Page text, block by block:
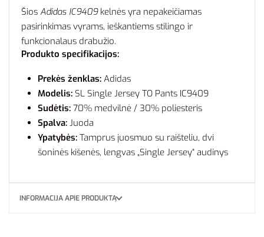
Šios Adidas IC9409kelnės yra nepakeičiamas
pasirinkimas vyrams, ieškantiems stilingo ir
funkcionalaus drabužio.
Produkto specifikacijos:
Prekės ženklas: Adidas
Modelis: SL Single Jersey TO Pants IC9409
Sudėtis: 70% medvilnė / 30% poliesteris
Spalva: Juoda
Ypatybės: Tamprus juosmuo su raišteliu, dvi
šoninės kišenės, lengvas „Single Jersey“ audinys
INFORMACIJA APIE PRODUKTĄ